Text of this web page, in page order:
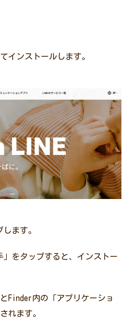
インストールします。
ます。
をタップすると、インストー
Finder内の「アプリケーショ
れます。